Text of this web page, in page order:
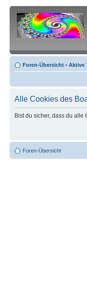
Foren-Übersicht • Aktive
Alle Cookies des
Bist du sicher, dass du alle
Foren-Übersicht